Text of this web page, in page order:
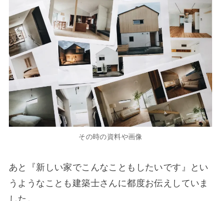
その時の資料や画像
あと『新しい家でこんなこともしたいです』とい
うようなことも建築士さんに都度お伝えしていま